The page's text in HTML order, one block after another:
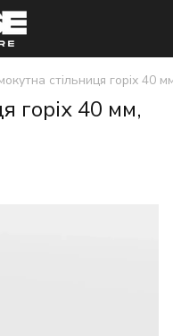
стільниця горіх 40
горіх 40 мм,